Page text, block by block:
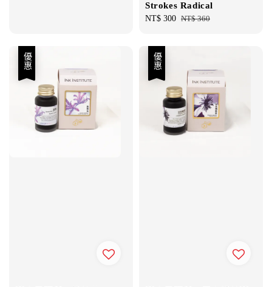
Strokes Radical
Sale
NT$ 300 Regular
NT$ 360
優惠 優惠